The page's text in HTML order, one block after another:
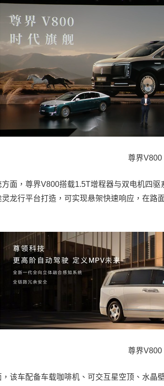
尊界V800
，尊界V800搭载1.5T增程器与双电机四驱
灵龙行平台打造，可实现悬架快速响应，在路
尊界V800
车配备车载咖啡机、可交互星空顶、水晶